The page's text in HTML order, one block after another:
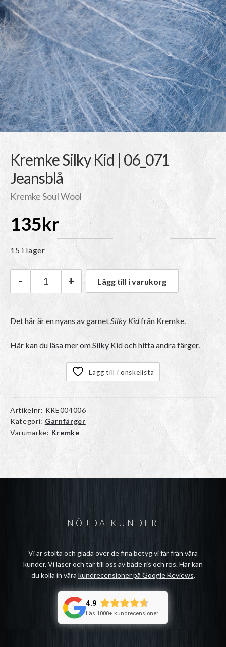
Kremke Silky Kid | 06_071
Jeansblå
Kremke Soul Wool
135kr
15 i lager
Kremke Silky Kid | 06_071 Jeansblå mängd
- + Lägg till i varukorg
Det här är en nyans av garnetSilky Kidfrån Kremke.
Här kan du läsa mer om Silky Kidoch hitta andra färger.
Lägg till i önskelista
Artikelnr: KRE004006
Kategori: Garnfärger
Varumärke: Kremke
NÖJDA KUNDER
Vi är stolta och glada över de fina betyg vi får från våra
kunder. Vi läser och tar till oss av både ris och ros. Här kan
du kolla in våra kundrecensioner på Google Reviews.
4.9
Läs 1000+ kundrecensioner